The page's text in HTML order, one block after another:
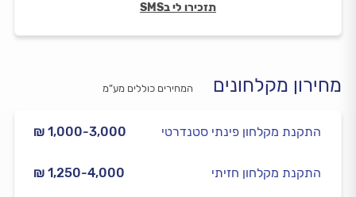
תזכירו לי בSMS
מחירון מקלחונים המחירים כוללים מע”מ
₪ 1,000-3,000 התקנת מקלחון פינתי סטנדרטי
₪ 1,250-4,000 התקנת מקלחון חזיתי